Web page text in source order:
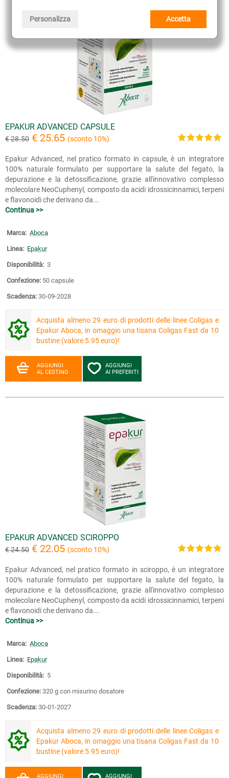
Personalizza Accetta
EPAKUR ADVANCED CAPSULE
€ 28.50 € 25.65 (sconto 10%)
Epakur Advanced, nel pratico formato in capsule, è un integratore
100% naturale formulato per supportare la salute del fegato, la
depurazione e la detossificazione, grazie all'innovativo complesso
molecolare NeoCuphenyl, composto da acidi idrossicinnamici, terpeni
e flavonoidi che derivano da...
Continua >>
Marca: Aboca
Linea: Epakur
Disponibilità: 3
Confezione: 50 capsule
Scadenza: 30-09-2028
Acquista almeno 29 euro di prodotti delle linee Coligas e
Epakur Aboca, in omaggio una tisana Coligas Fast da 10
bustine (valore 5.95 euro)!
AGGIUNGI
AL CESTINO
AGGIUNGI
AI PREFERITI
EPAKUR ADVANCED SCIROPPO
€ 24.50 € 22.05 (sconto 10%)
Epakur Advanced, nel pratico formato in sciroppo, è un integratore
100% naturale formulato per supportare la salute del fegato, la
depurazione e la detossificazione, grazie all'innovativo complesso
molecolare NeoCuphenyl, composto da acidi idrossicinnamici, terpeni
e flavonoidi che derivano da...
Continua >>
Marca: Aboca
Linea: Epakur
Disponibilità: 5
Confezione: 320 g con misurino dosatore
Scadenza: 30-01-2027
Acquista almeno 29 euro di prodotti delle linee Coligas e
Epakur Aboca, in omaggio una tisana Coligas Fast da 10
bustine (valore 5.95 euro)!
AGGIUNGI AGGIUNGI